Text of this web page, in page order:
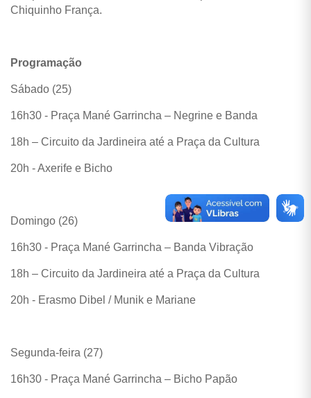
Chiquinho França.
Programação
Sábado (25)
16h30 - Praça Mané Garrincha – Negrine e Banda
18h – Circuito da Jardineira até a Praça da Cultura
20h - Axerife e Bicho
Domingo (26)
16h30 - Praça Mané Garrincha – Banda Vibração
18h – Circuito da Jardineira até a Praça da Cultura
20h - Erasmo Dibel / Munik e Mariane
Segunda-feira (27)
16h30 - Praça Mané Garrincha – Bicho Papão